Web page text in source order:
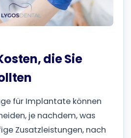
die Sie
für Implantate können
je nachdem, was
Zusatzleistungen, nach